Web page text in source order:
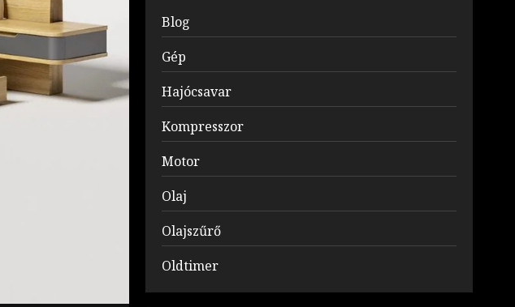
Blog
Gép
Hajócsavar
Kompresszor
Motor
Olaj
Olajszűrő
Oldtimer